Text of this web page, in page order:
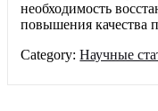
необходимость
повышения качества
Category:Научные